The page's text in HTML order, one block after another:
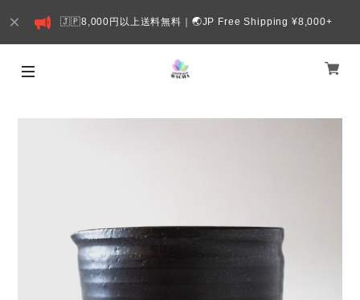
🇯🇵8,000円以上送料無料｜🌏JP Free Shipping ¥8,000+